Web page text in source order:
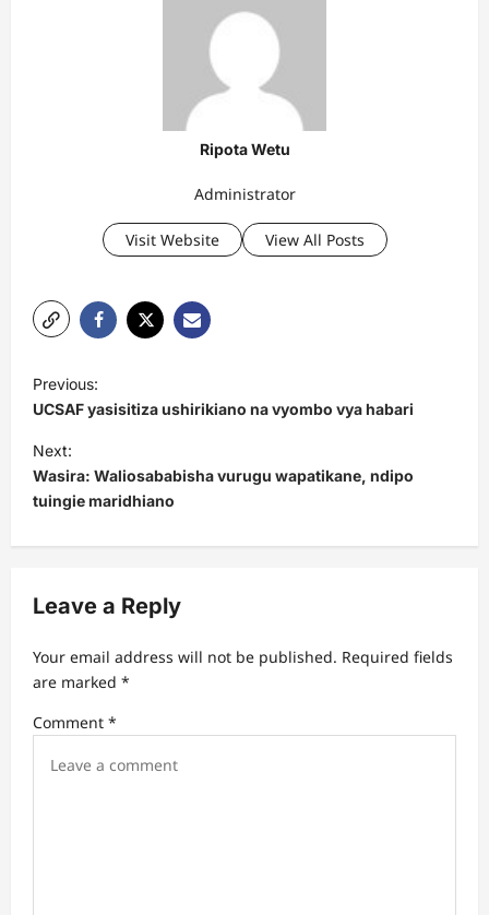
Ripota Wetu
Administrator
Visit Website View All Posts
o
s
t
n
a
i
a
i
Previous:
UCSAF yasisitiza ushirikiano na vyombo vya habari
Next:
Wasira: Waliosababisha vurugu wapatikane, ndipo
tuingie maridhiano
Leave a Reply
Your email address will not be published. Required fields
are marked *
Comment *